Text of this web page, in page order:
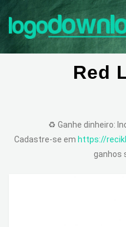
Red
♻️ Ganhe dinheiro:
Cadastre-se em https://
ganhos